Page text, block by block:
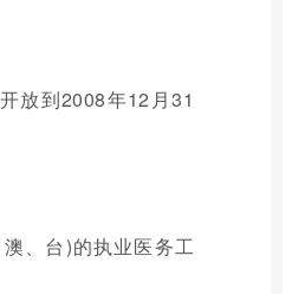
放到2008年12月31
、台)的执业医务工